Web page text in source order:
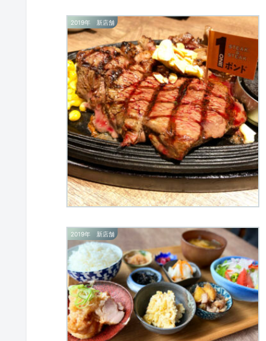
2019年 新店舗
2019年 新店舗